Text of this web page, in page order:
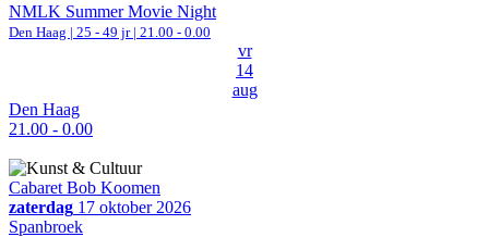
NMLK Summer Movie Night
Den Haag | 25 - 49 jr | 21.00 - 0.00
vr
14
aug
Den Haag
21.00 - 0.00
Cabaret Bob Koomen
zaterdag 17 oktober 2026
Spanbroek